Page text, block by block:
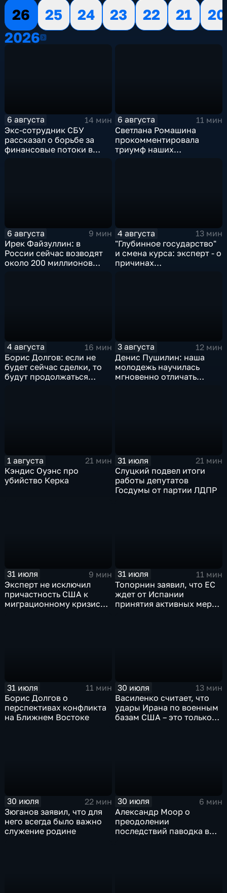
26
25 24 23 22 21
20
20262026
6 августа
14 мин
Экс-сотрудник СБУ
рассказал о борьбе за
финансовые потоки в
6 августа
11 мин
Светлана Ромашина
прокомментировала
триумф наших
6 августа
9 мин
Ирек Файзуллин: в
России сейчас возводят
около 200 миллионов
4 августа
13 мин
"Глубинное государство"
и смена курса: эксперт - о
причинах
4 августа
16 мин
Борис Долгов: если не
будет сейчас сделки, то
будут продолжаться
3 августа
12 мин
Денис Пушилин: наша
молодежь научилась
мгновенно отличать
1 августа
21 мин
Кэндис Оуэнс про
убийство Керка
31 июля
21 мин
Слуцкий подвел итоги
работы депутатов
Госдумы от партии ЛДПР
31 июля
9 мин
Эксперт не исключил
причастность США к
миграционному кризису в
31 июля
11 мин
Топорнин заявил, что ЕС
ждет от Испании
принятия активных мер
31 июля
11 мин
Борис Долгов о
перспективах конфликта
на Ближнем Востоке
30 июля
13 мин
Василенко считает, что
удары Ирана по военным
базам США – это только
30 июля
22 мин
Зюганов заявил, что для
него всегда было важно
служение родине
30 июля
6 мин
Александр Моор о
преодолении
последствий паводка в